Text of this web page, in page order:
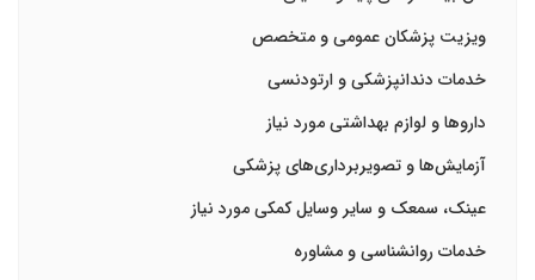
ویزیت پزشکان عمومی و متخصص
خدمات دندانپزشکی و ارتودنسی
داروها و لوازم بهداشتی مورد نیاز
آزمایش‌ها و تصویربرداری‌های پزشکی
عینک، سمعک و سایر وسایل کمکی مورد نیاز
خدمات روانشناسی و مشاوره